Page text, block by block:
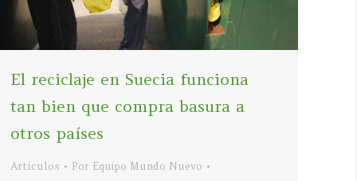
El reciclaje en Suecia funciona
tan bien que compra basura a
otros países
Artículos Por Equipo Mundo Nuevo